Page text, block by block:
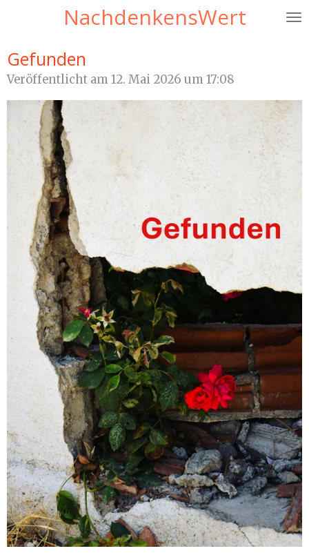
springen
NachdenkensWert
Gefunden
Veröffentlicht am 12. Mai 2026 um 17:08